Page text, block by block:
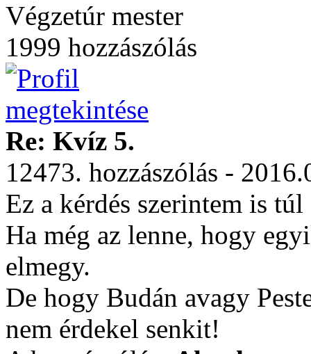
Végzetúr mester
1999 hozzászólás
Re: Kvíz 5.
12473. hozzászólás -
Ez a kérdés szerintem is
Ha még az lenne, hogy
elmegy.
De hogy Budán avagy
nem érdekel senkit!